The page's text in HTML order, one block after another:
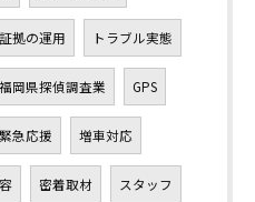
証拠の運用 トラブル実態
福岡県探偵調査業 GPS
緊急応援 増車対応
密着取材 スタッフ